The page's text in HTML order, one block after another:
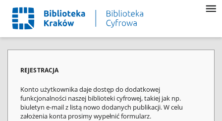
REJESTRACJA
Konto użytkownika daje dostęp do dodatkowej
funkcjonalności naszej biblioteki cyfrowej, takiej jak np.
biuletyn e-mail z listą nowo dodanych publikacji. W celu
założenia konta prosimy wypełnić formularz.